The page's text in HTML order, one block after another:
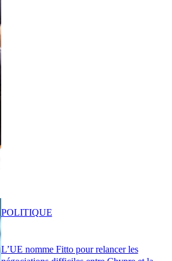
L’UE nomme Fitto pour relancer les
POLITIQUE